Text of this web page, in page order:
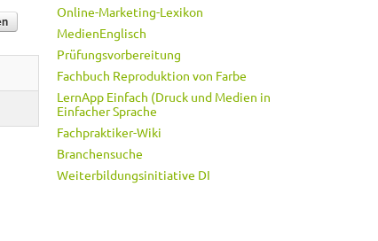
Online-Marketing-Lexikon
MedienEnglisch
Prüfungsvorbereitung
Fachbuch Reproduktion von Farbe
LernApp Einfach (Druck und Medien in
Einfacher Sprache
Fachpraktiker-Wiki
Branchensuche
Weiterbildungsinitiative DI